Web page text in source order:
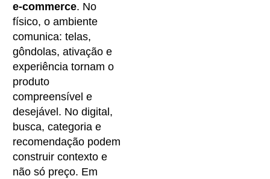
e-commerce. No
físico, o ambiente
comunica: telas,
gôndolas, ativação e
experiência tornam o
produto
compreensível e
desejável. No digital,
busca, categoria e
recomendação podem
construir contexto e
não só preço. Em